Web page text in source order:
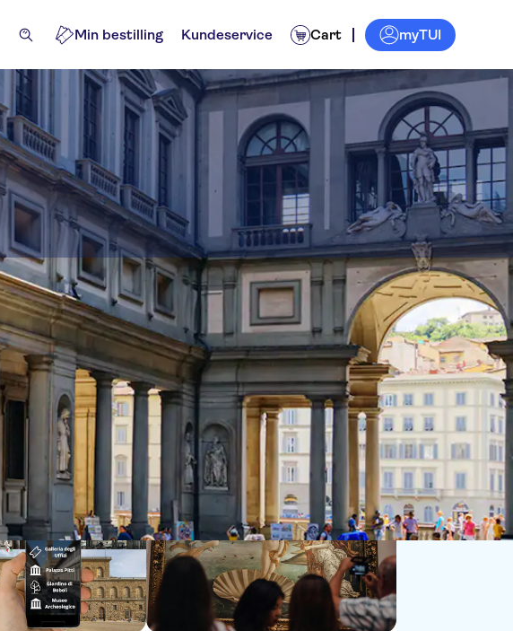
Min bestilling Kundeservice Cart myTUI
Aktiviteter Billetter og arrangementer
Sort by: